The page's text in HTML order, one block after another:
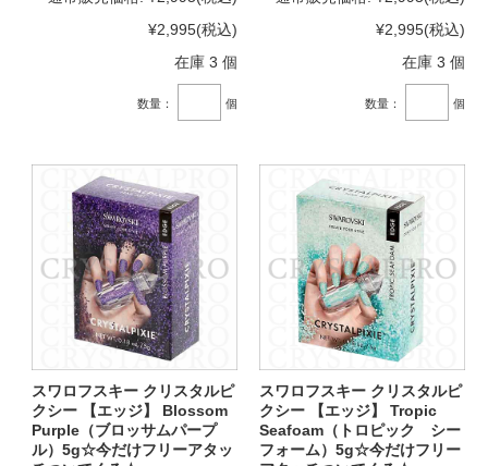
¥2,995(税込)
在庫 3 個
数量： 個
¥2,995(税込)
在庫 3 個
数量： 個
スワロフスキー クリスタルピ
クシー 【エッジ】 Blossom
Purple（ブロッサムパープ
ル）5g☆今だけフリーアタッ
スワロフスキー クリスタルピ
クシー 【エッジ】 Tropic
Seafoam（トロピック シー
フォーム）5g☆今だけフリー